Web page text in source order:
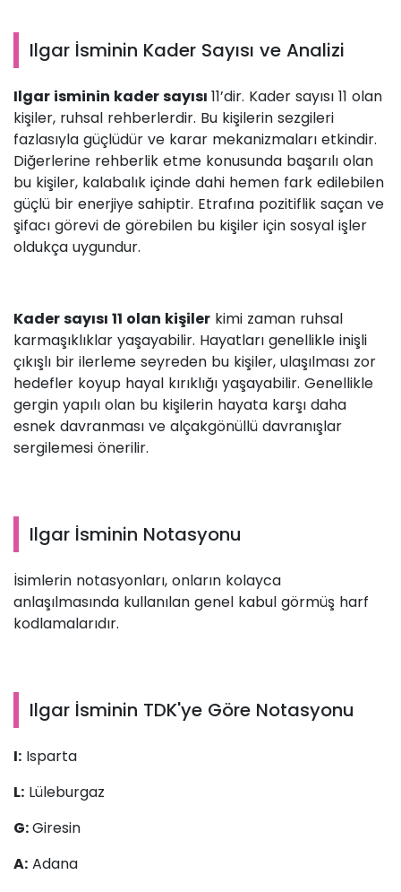
Ilgar İsminin Kader Sayısı ve Analizi
Ilgar isminin kader sayısı 11’dir. Kader sayısı 11 olan
kişiler, ruhsal rehberlerdir. Bu kişilerin sezgileri
fazlasıyla güçlüdür ve karar mekanizmaları etkindir.
Diğerlerine rehberlik etme konusunda başarılı olan
bu kişiler, kalabalık içinde dahi hemen fark edilebilen
güçlü bir enerjiye sahiptir. Etrafına pozitiflik saçan ve
şifacı görevi de görebilen bu kişiler için sosyal işler
oldukça uygundur.
Kader sayısı 11 olan kişiler kimi zaman ruhsal
karmaşıklıklar yaşayabilir. Hayatları genellikle inişli
çıkışlı bir ilerleme seyreden bu kişiler, ulaşılması zor
hedefler koyup hayal kırıklığı yaşayabilir. Genellikle
gergin yapılı olan bu kişilerin hayata karşı daha
esnek davranması ve alçakgönüllü davranışlar
sergilemesi önerilir.
Ilgar İsminin Notasyonu
İsimlerin notasyonları, onların kolayca
anlaşılmasında kullanılan genel kabul görmüş harf
kodlamalarıdır.
Ilgar İsminin TDK'ye Göre Notasyonu
I: Isparta
L: Lüleburgaz
G:Giresin
A: Adana